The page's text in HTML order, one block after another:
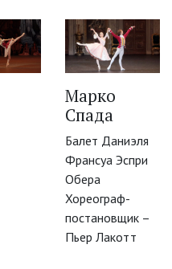
Марко
Спада
Балет Даниэля
Франсуа Эспри
Обера
Хореограф-
постановщик –
Пьер Лакотт